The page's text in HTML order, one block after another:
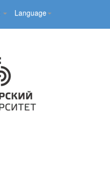
Language